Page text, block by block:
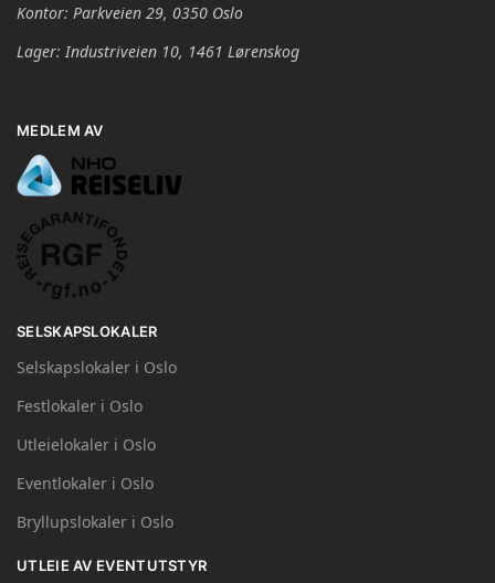
Kontor: Parkveien 29, 0350 Oslo
Lager: Industriveien 10, 1461 Lørenskog
MEDLEM AV
SELSKAPSLOKALER
Selskapslokaler i Oslo
Festlokaler i Oslo
Utleielokaler i Oslo
Eventlokaler i Oslo
Bryllupslokaler i Oslo
UTLEIE AV EVENTUTSTYR